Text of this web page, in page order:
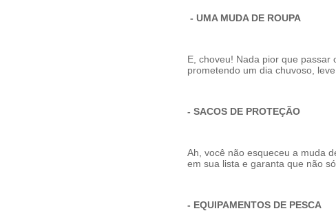
- UMA MUDA DE ROUPA
E, choveu! Nada pior que
prometendo um dia chuvoso,
- SACOS DE PROTEÇÃO
Ah, você não esqueceu a muda
em sua lista e garanta que não
- EQUIPAMENTOS DE PESCA